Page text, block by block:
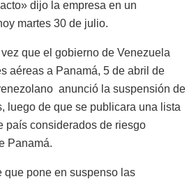
dijo la empresa en un
martes 30 de julio.
que el gobierno de Venezuela
aéreas a Panamá, 5 de abril de
anunció la suspensión de
luego de que se publicara una lista
país considerados de riesgo
Panamá.
que pone en suspenso las